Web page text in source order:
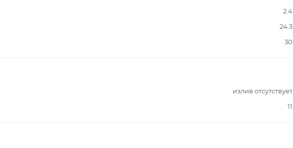
2.4
24.3
30
излив отсутствует
11